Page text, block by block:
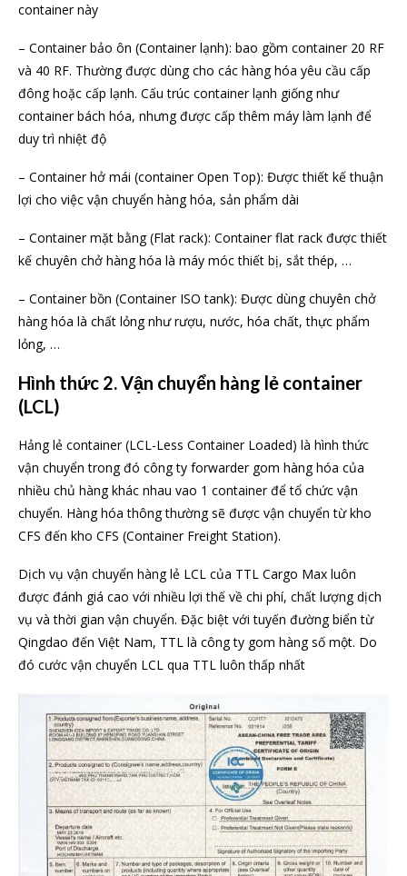
container này
– Container bảo ôn (Container lạnh): bao gồm container 20 RF
và 40 RF. Thường được dùng cho các hàng hóa yêu cầu cấp
đông hoặc cấp lạnh. Cấu trúc container lạnh giống như
container bách hóa, nhưng được cấp thêm máy làm lạnh để
duy trì nhiệt độ
– Container hở mái (container Open Top): Được thiết kế thuận
lợi cho việc vận chuyển hàng hóa, sản phẩm dài
– Container mặt bằng (Flat rack): Container flat rack được thiết
kế chuyên chở hàng hóa là máy móc thiết bị, sắt thép, …
– Container bồn (Container ISO tank): Được dùng chuyên chở
hàng hóa là chất lỏng như rượu, nước, hóa chất, thực phẩm
lỏng, …
Hình thức 2. Vận chuyển hàng lẻ container
(LCL)
Hảng lẻ container (LCL-Less Container Loaded) là hình thức
vận chuyển trong đó công ty forwarder gom hàng hóa của
nhiều chủ hàng khác nhau vao 1 container để tổ chức vận
chuyển. Hàng hóa thông thường sẽ được vận chuyển từ kho
CFS đến kho CFS (Container Freight Station).
Dịch vụ vận chuyển hàng lẻ LCL của TTL Cargo Max luôn
được đánh giá cao với nhiều lợi thế về chi phí, chất lượng dịch
vụ và thời gian vận chuyển. Đặc biệt với tuyến đường biển từ
Qingdao đến Việt Nam, TTL là công ty gom hàng số một. Do
đó cước vận chuyển LCL qua TTL luôn thấp nhất